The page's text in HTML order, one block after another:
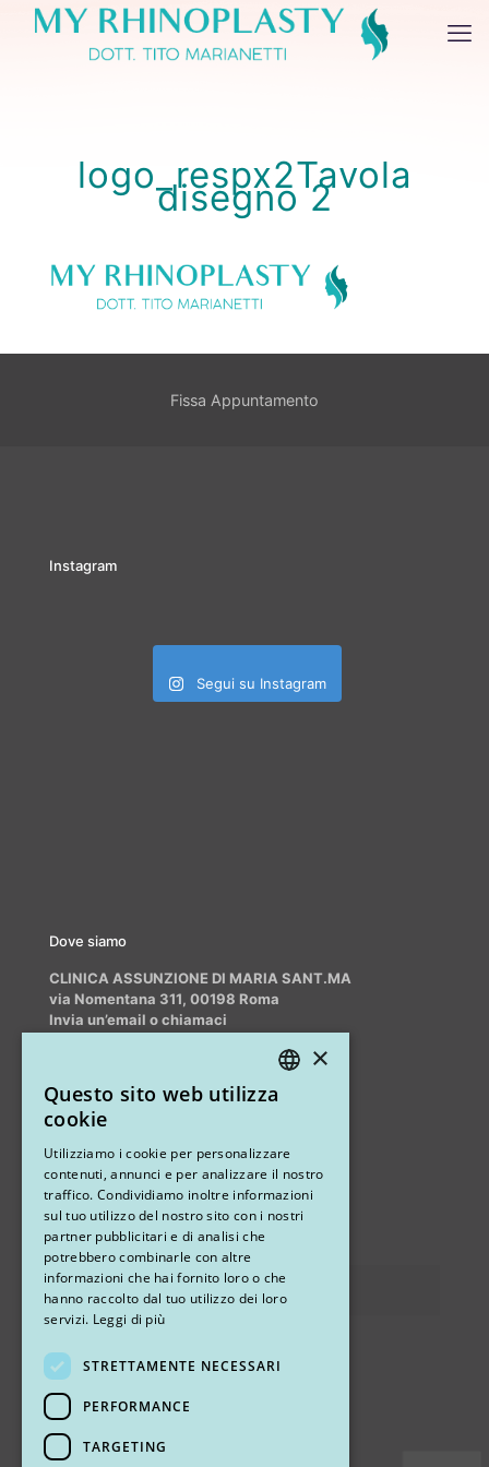
logo_respx2Tavola
disegno 2
Fissa Appuntamento
Instagram
Segui su Instagram
Dove siamo
CLINICA ASSUNZIONE DI MARIA SANT.MA
via Nomentana 311, 00198 Roma
Invia un’email o chiamaci
Altri studi
STUDIO MARIANETTI MED
via Sandro Pertini 26, 67051 Avezzano (AQ)
Ci trovi
×
Questo sito web utilizza
cookie
Utilizziamo i cookie per personalizzare
contenuti, annunci e per analizzare il nostro
traffico. Condividiamo inoltre informazioni
sul tuo utilizzo del nostro sito con i nostri
partner pubblicitari e di analisi che
potrebbero combinarle con altre
informazioni che hai fornito loro o che
hanno raccolto dal tuo utilizzo dei loro
servizi. Leggi di più
STRETTAMENTE NECESSARI
PERFORMANCE
TARGETING